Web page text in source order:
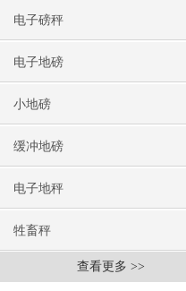
电子磅秤
电子地磅
小地磅
缓冲地磅
电子地秤
牲畜秤
查看更多 >>